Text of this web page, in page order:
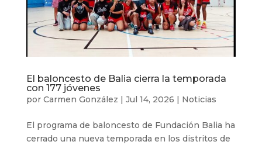
El baloncesto de Balia cierra la temporada
con 177 jóvenes
por Carmen González | Jul 14, 2026 | Noticias
El programa de baloncesto de Fundación Balia ha
cerrado una nueva temporada en los distritos de